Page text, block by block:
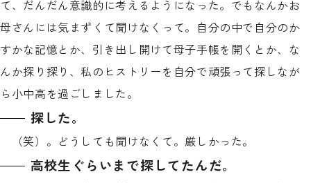
て、だんだん意識的に考えるようになった。でもなんかお
母さんには気まずくて聞けなくって。自分の中で自分のか
すかな記憶とか、引き出し開けて母子手帳を開くとか、な
んか探り探り、私のヒストリーを自分で頑張って探しなが
ら小中高を過ごしました。
探した。
（笑）。どうしても聞けなくて。厳しかった。
高校生ぐらいまで探してたんだ。